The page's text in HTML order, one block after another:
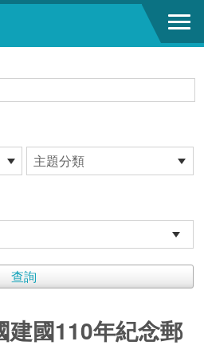
建國110年紀念郵